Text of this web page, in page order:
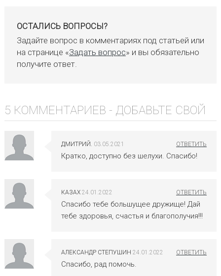
ОСТАЛИСЬ ВОПРОСЫ?
Задайте вопрос в комментариях под статьей или
на странице «Задать вопрос» и вы обязательно
получите ответ.
5 КОММЕНТАРИЕВ - ДОБАВЬТЕ СВОЙ
ДМИТРИЙ. 03.05.2021
Кратко, доступно без шелухи. Спасибо!
КАЗАХ 24.01.2022
Спасибо тебе большущее дружище! Дай
тебе здоровья, счастья и благополучия!!!
АЛЕКСАНДР СТЕПУШИН 24.01.2022
Спасибо, рад помочь.